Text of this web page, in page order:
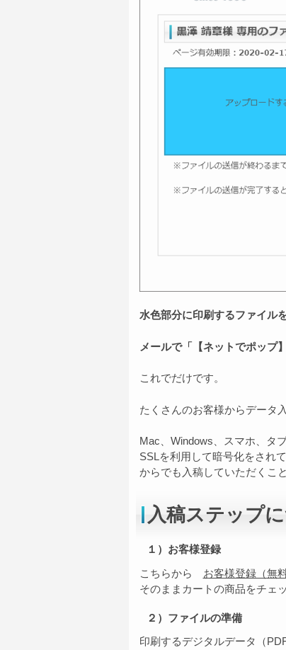
水色部分に印刷するファイル
メールで「【ネットでポップ
これでだけです。
たくさんのお客様からデータ
Mac、Windows、スマホ、タ
SSLを利用して暗号化をされ
からでも入稿していただくこ
入稿ステップ
１）お客様登録
こちらから お客様登録（無
そのままカートの商品をチェ
２）ファイルの準備
印刷するデジタルデータ（